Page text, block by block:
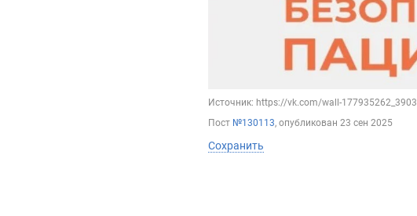
Источник: https://vk.com/wall-177935262_3903
Пост №130113, опубликован 23 сен 2025
Сохранить